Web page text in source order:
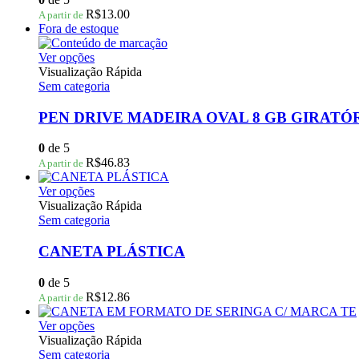
podem
ser
escolhidas
na
página
do
produto
A partir de R$13.00
Fora de estoque
Ver opçõesEste
produto
tem
variantes.
As
podem
ser
escolhidas
na
página
do
produto
Visualização Rápida
Sem categoria
PEN DRIVE MADEIRA OVAL 8 GB
0 de 5
A partir de R$46.83
Ver opçõesEste
produto
tem
variantes.
As
podem
ser
escolhidas
na
página
Visualização Rápida
Sem categoria
CANETA PLÁSTICA
0 de 5
A partir de R$12.86
Ver opçõesEste
produto
tem
Visualização Rápida
Sem categoria